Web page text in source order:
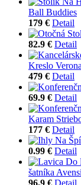
Ball Buddies
179 € Detail
82.9 € Detail
Kreslo
479 € Detail
69.9 € Detail
Karam
177 € Detail
0.99 € Detail
šatníka
96.9 € Detail